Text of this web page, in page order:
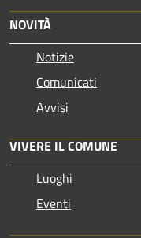
NOVITÀ
Notizie
Comunicati
Avvisi
VIVERE IL COMUNE
Luoghi
Eventi